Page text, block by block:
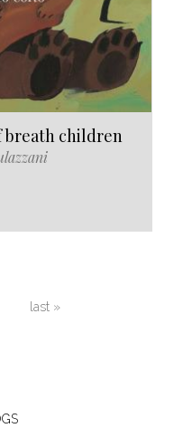
breath children
last »